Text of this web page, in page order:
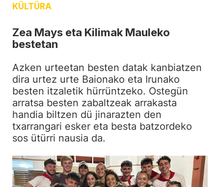
KÜLTÜRA
Zea Mays eta Kilimak Mauleko
bestetan
Azken urteetan besten datak kanbiatzen
dira urtez urte Baionako eta Irunako
besten itzaletik hürrüntzeko. Ostegün
arratsa besten zabaltzeak arrakasta
handia biltzen dü jinarazten den
txarrangari esker eta besta batzordeko
sos ütürri nausia da.